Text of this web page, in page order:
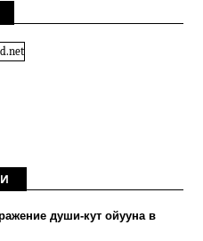
души-кут ойууна в